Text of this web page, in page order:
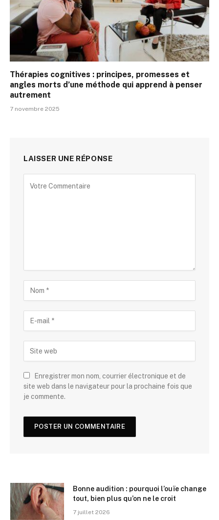
Thérapies cognitives : principes, promesses et
angles morts d’une méthode qui apprend à penser
autrement
7 novembre 2025
LAISSER UNE RÉPONSE
Enregistrer mon nom, courrier électronique et de
site web dans le navigateur pour la prochaine fois que
je commente.
Bonne audition : pourquoi l’ouïe change
tout, bien plus qu’on ne le croit
7 juillet 2026